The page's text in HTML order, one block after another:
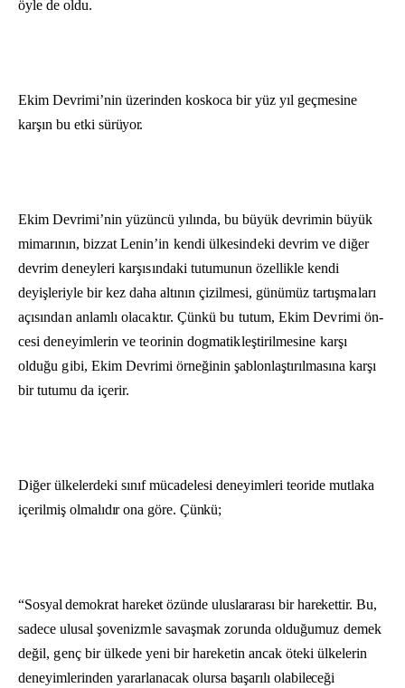
öyle de oldu.
Ekim Devrimi’nin üzerinden koskoca bir yüz yıl geçmesine
karşın bu etki sü­rüyor.
Ekim Devrimi’nin yüzüncü yılında, bu büyük devrimin büyük
mimarının, bizzat Lenin’in kendi ülkesindeki devrim ve diğer
devrim deneyleri karşısındaki tu­tumunun özellikle kendi
deyişleriyle bir kez daha altının çizilmesi, günümüz tartışmaları
açısından anlamlı olacaktır. Çünkü bu tutum, Ekim Devrimi ön­
cesi deneyimlerin ve teorinin dogmatikleştirilmesine karşı
olduğu gibi, EkimDevrimi örneğinin şablonlaştırılmasına karşı
bir tutumu da içerir.
Diğer ülkelerdeki sınıf mücadelesi deneyimleri teoride mutlaka
içerilmiş olmalıdır ona göre. Çünkü;
“Sosyal demokrat hareket özünde uluslararası bir harekettir. Bu,
sadece ulusal şovenizmle savaşmak zorunda olduğumuz demek
değil, genç bir ülkede yeni bir hareketin ancak öteki ülkelerin
deneyimlerinden yararlanacak olursa başarılı olabileceği